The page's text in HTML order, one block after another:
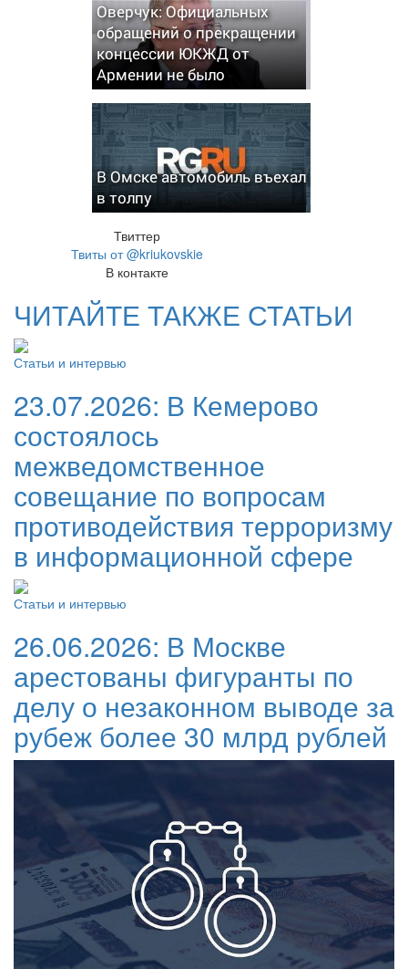
Оверчук: Официальных
обращений о прекращении
концессии ЮКЖД от
Армении не было
В Омске автомобиль въехал
в толпу
Твиттер
Твиты от @kriukovskie
В контакте
ЧИТАЙТЕ ТАКЖЕ СТАТЬИ
Статьи и интервью
23.07.2026: В Кемерово
состоялось
межведомственное
совещание по вопросам
противодействия терроризму
в информационной сфере
Статьи и интервью
26.06.2026: В Москве
арестованы фигуранты по
делу о незаконном выводе за
рубеж более 30 млрд рублей